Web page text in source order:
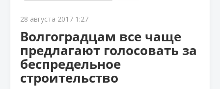
28 августа 2017 1:27
Волгоградцам все чаще
предлагают голосовать за
беспредельное
строительство